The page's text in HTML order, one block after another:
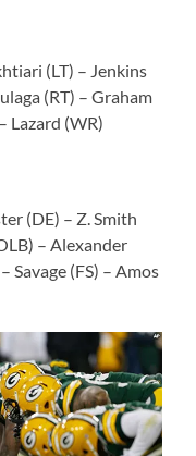
(LT) – Jenkins
(RT) – Graham
Lazard (WR)
(DE) – Z. Smith
– Alexander
Savage (FS) – Amos